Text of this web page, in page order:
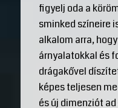
figyelj oda a
sminked színeire
alkalom arra,
árnyalatokkal és
drágakővel
képes teljesen
és új dimenziót